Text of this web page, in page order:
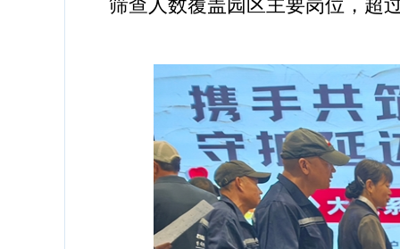
筛查人数覆盖园区主要岗位，超